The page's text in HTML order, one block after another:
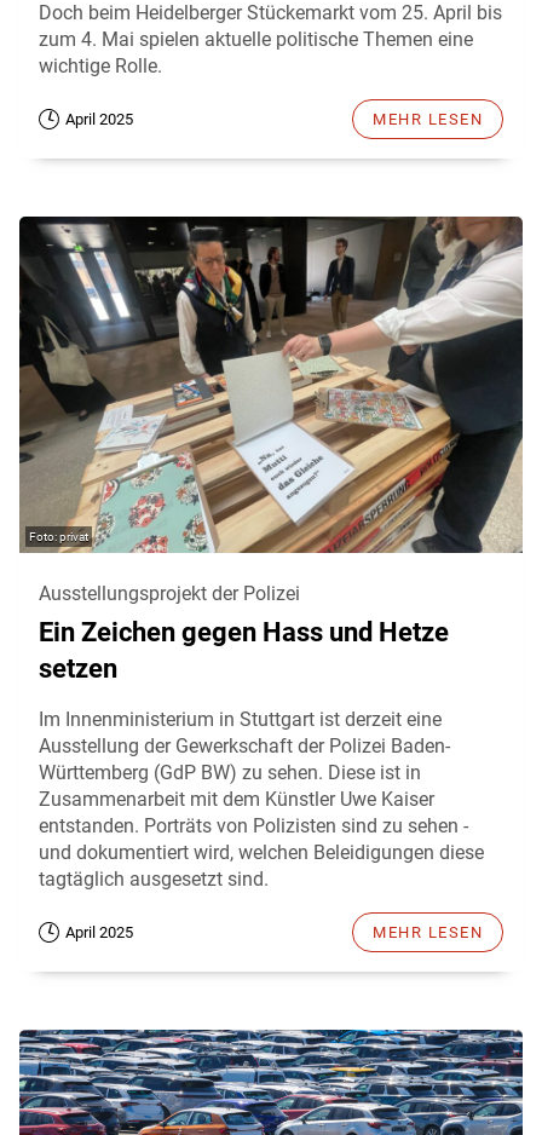
Doch beim Heidelberger Stückemarkt vom 25. April bis
zum 4. Mai spielen aktuelle politische Themen eine
wichtige Rolle.
April 2025 MEHR LESEN
privat
Ausstellungsprojekt der Polizei
Ein Zeichen gegen Hass und Hetze
setzen
Im Innenministerium in Stuttgart ist derzeit eine
Ausstellung der Gewerkschaft der Polizei Baden-
Württemberg (GdP BW) zu sehen. Diese ist in
Zusammenarbeit mit dem Künstler Uwe Kaiser
entstanden. Porträts von Polizisten sind zu sehen -
und dokumentiert wird, welchen Beleidigungen diese
tagtäglich ausgesetzt sind.
April 2025 MEHR LESEN